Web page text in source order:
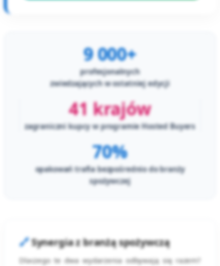
9 000+
profesjonalnych
zwiedzających w ostatniej edycji
41 krajów
zagraniczni kupcy w programie Hosted Buyers
70%
opakowań trafia bezpośrednio do branży
spożywczej
🔗Synergia z branżą spożywczą
Dlaczego te dwa wydarzenia odbywają się razem?